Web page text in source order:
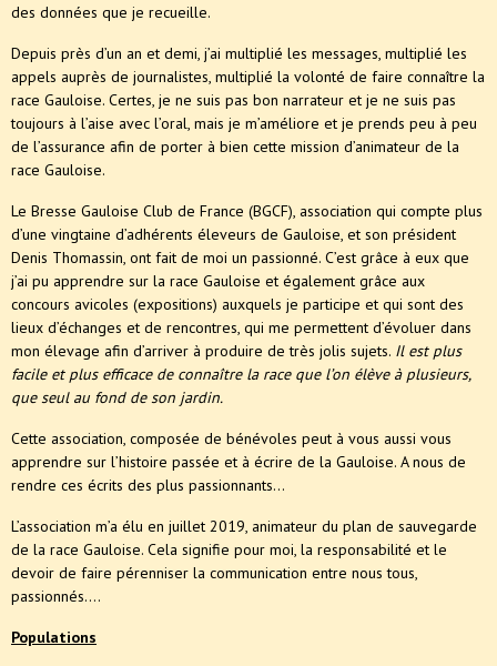
des données que je recueille.
Depuis près d’un an et demi, j’ai multiplié les messages, multiplié les
appels auprès de journalistes, multiplié la volonté de faire connaître la
race Gauloise. Certes, je ne suis pas bon narrateur et je ne suis pas
toujours à l’aise avec l’oral, mais je m’améliore et je prends peu à peu
de l’assurance afin de porter à bien cette mission d’animateur de la
race Gauloise.
Le Bresse Gauloise Club de France (BGCF), association qui compte plus
d’une vingtaine d’adhérents éleveurs de Gauloise, et son président
Denis Thomassin, ont fait de moi un passionné. C’est grâce à eux que
j’ai pu apprendre sur la race Gauloise et également grâce aux
concours avicoles (expositions) auxquels je participe et qui sont des
lieux d’échanges et de rencontres, qui me permettent d’évoluer dans
mon élevage afin d’arriver à produire de très jolis sujets. Il est plus
facile et plus efficace de connaître la race que l’on élève à plusieurs,
que seul au fond de son jardin.
Cette association, composée de bénévoles peut à vous aussi vous
apprendre sur l’histoire passée et à écrire de la Gauloise. A nous de
rendre ces écrits des plus passionnants...
L’association m’a élu en juillet 2019, animateur du plan de sauvegarde
de la race Gauloise. Cela signifie pour moi, la responsabilité et le
devoir de faire pérenniser la communication entre nous tous,
passionnés....
Populations